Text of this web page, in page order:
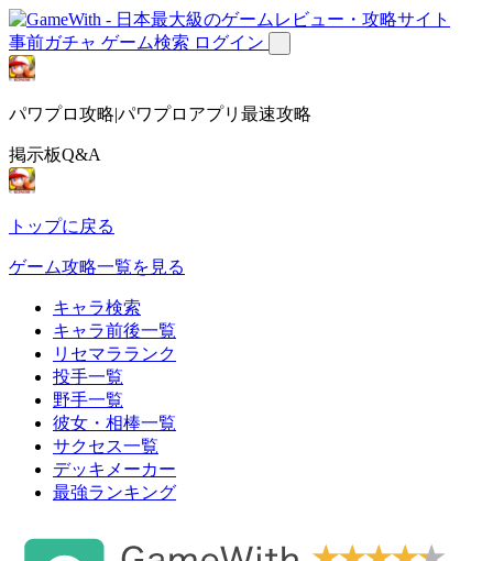
事前ガチャ ゲーム検索 ログイン
パワプロ攻略|パワプロアプリ最速攻略
掲示板Q&A
トップに戻る
ゲーム攻略一覧を見る
キャラ検索
キャラ前後一覧
リセマラランク
投手一覧
野手一覧
彼女・相棒一覧
サクセス一覧
デッキメーカー
最強ランキング